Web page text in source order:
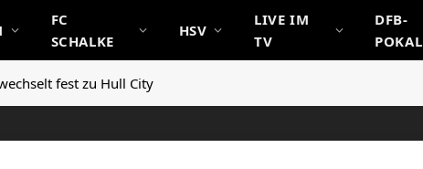
FC
SCHALKE
HSV
LIVE IM
TV
DFB-
POKAL
fest zu Hull City